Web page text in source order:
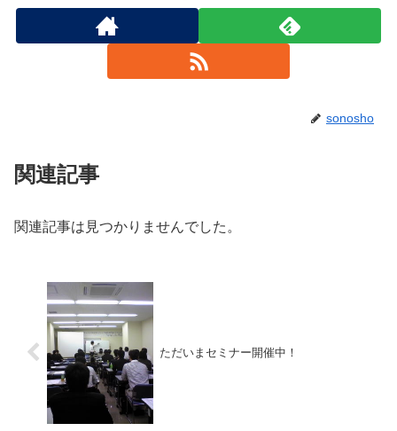
sonosho
関連記事
関連記事は見つかりませんでした。
ただいまセミナー開催中！